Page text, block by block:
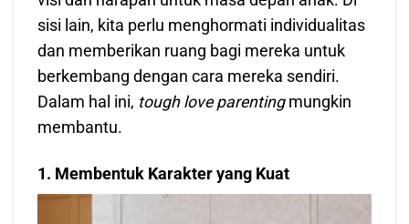
sisi lain, kita perlu menghormati individualitas
dan memberikan ruang bagi mereka untuk
berkembang dengan cara mereka sendiri.
Dalam hal ini, tough love parenting mungkin
membantu.
1. Membentuk Karakter yang Kuat